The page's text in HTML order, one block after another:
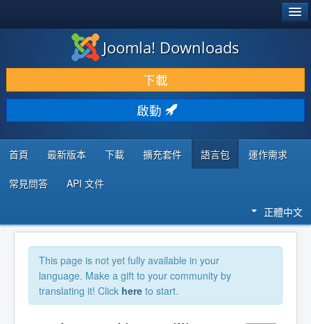
下載 & 擴充
發現 & 學習
社群 & 支援
程式者資源
Joomla! Downloads
下載
啟動
首頁 最新版本 下載 擴充套件 語言包 運作需求
常見問答 API 文件
正體中文
This page is not yet fully available in your
language. Make a gift to your community by
translating it! Click here to start.